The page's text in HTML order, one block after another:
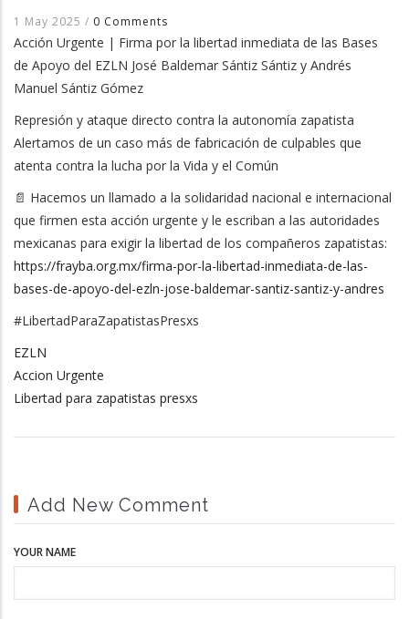
1 May 2025 / 0 Comments
Acción Urgente | Firma por la libertad inmediata de las Bases
de Apoyo del EZLN José Baldemar Sántiz Sántiz y Andrés
Manuel Sántiz Gómez
Represión y ataque directo contra la autonomía zapatista
Alertamos de un caso más de fabricación de culpables que
atenta contra la lucha por la Vida y el Común
📄 Hacemos un llamado a la solidaridad nacional e internacional
que firmen esta acción urgente y le escriban a las autoridades
mexicanas para exigir la libertad de los compañeros zapatistas:
https://frayba.org.mx/firma-por-la-libertad-inmediata-de-las-
bases-de-apoyo-del-ezln-jose-baldemar-santiz-santiz-y-andres
#LibertadParaZapatistasPresxs
EZLN
Accion Urgente
Libertad para zapatistas presxs
Add New Comment
YOUR NAME